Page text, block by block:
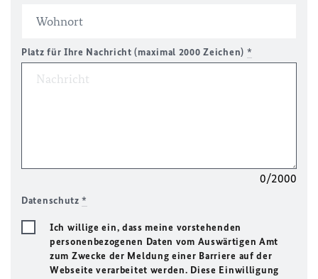
Platz für Ihre Nachricht (maximal 2000 Zeichen) *
0/2000
Datenschutz*
Ich willige ein, dass meine vorstehenden
personenbezogenen Daten vom Auswärtigen Amt
zum Zwecke der Meldung einer Barriere auf der
Webseite verarbeitet werden. Diese Einwilligung